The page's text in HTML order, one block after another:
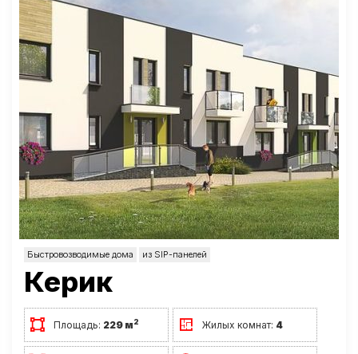
Быстровозводимые дома из SIP-панелей
Керик
Площадь: 229 м2 Жилых комнат: 4